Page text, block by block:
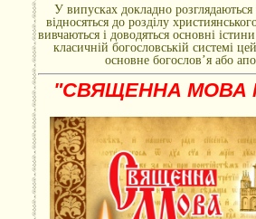
У випусках докладно
відносяться до розділу
вивчаються і доводяться основні
класичній богословській системі
основне богослов’я або
"СВЯЩЕННА МОВА